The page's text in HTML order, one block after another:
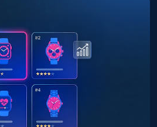
on products using
Seller name, Seller rating,
Root category, and